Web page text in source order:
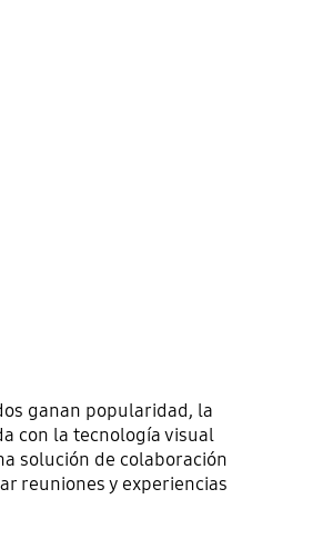
ganan popularidad, la
con la tecnología visual
solución de colaboración
reuniones y experiencias